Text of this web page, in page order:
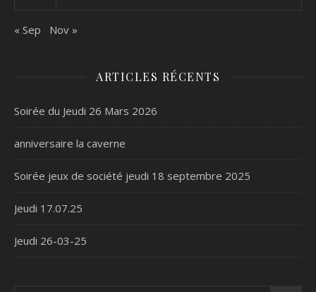
« Sep Nov »
ARTICLES RÉCENTS
Soirée du Jeudi 26 Mars 2026
anniversaire la caverne
Soirée jeux de société jeudi 18 septembre 2025
Jeudi 17.07.25
Jeudi 26-03-25